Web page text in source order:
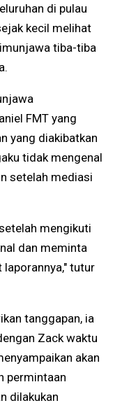
di pulau
kecil melihat
tiba-tiba
FMT yang
yang diakibatkan
tidak mengenal
setelah mediasi
mengikuti
dan meminta
tutur
tanggapan, ia
Zack waktu
akan
permintaan
dilakukan